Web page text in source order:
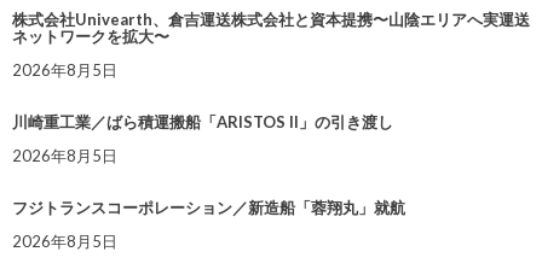
株式会社Univearth、倉吉運送株式会社と資本提携〜山陰エリアへ実運送
ネットワークを拡大〜
2026年8月5日
川崎重工業／ばら積運搬船「ARISTOS II」の引き渡し
2026年8月5日
フジトランスコーポレーション／新造船「蓉翔丸」就航
2026年8月5日